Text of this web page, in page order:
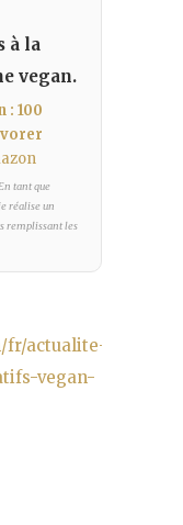
à la
vegan.
: 100
tant que
réalise un
remplissant les
fr/actualite-
vegan-